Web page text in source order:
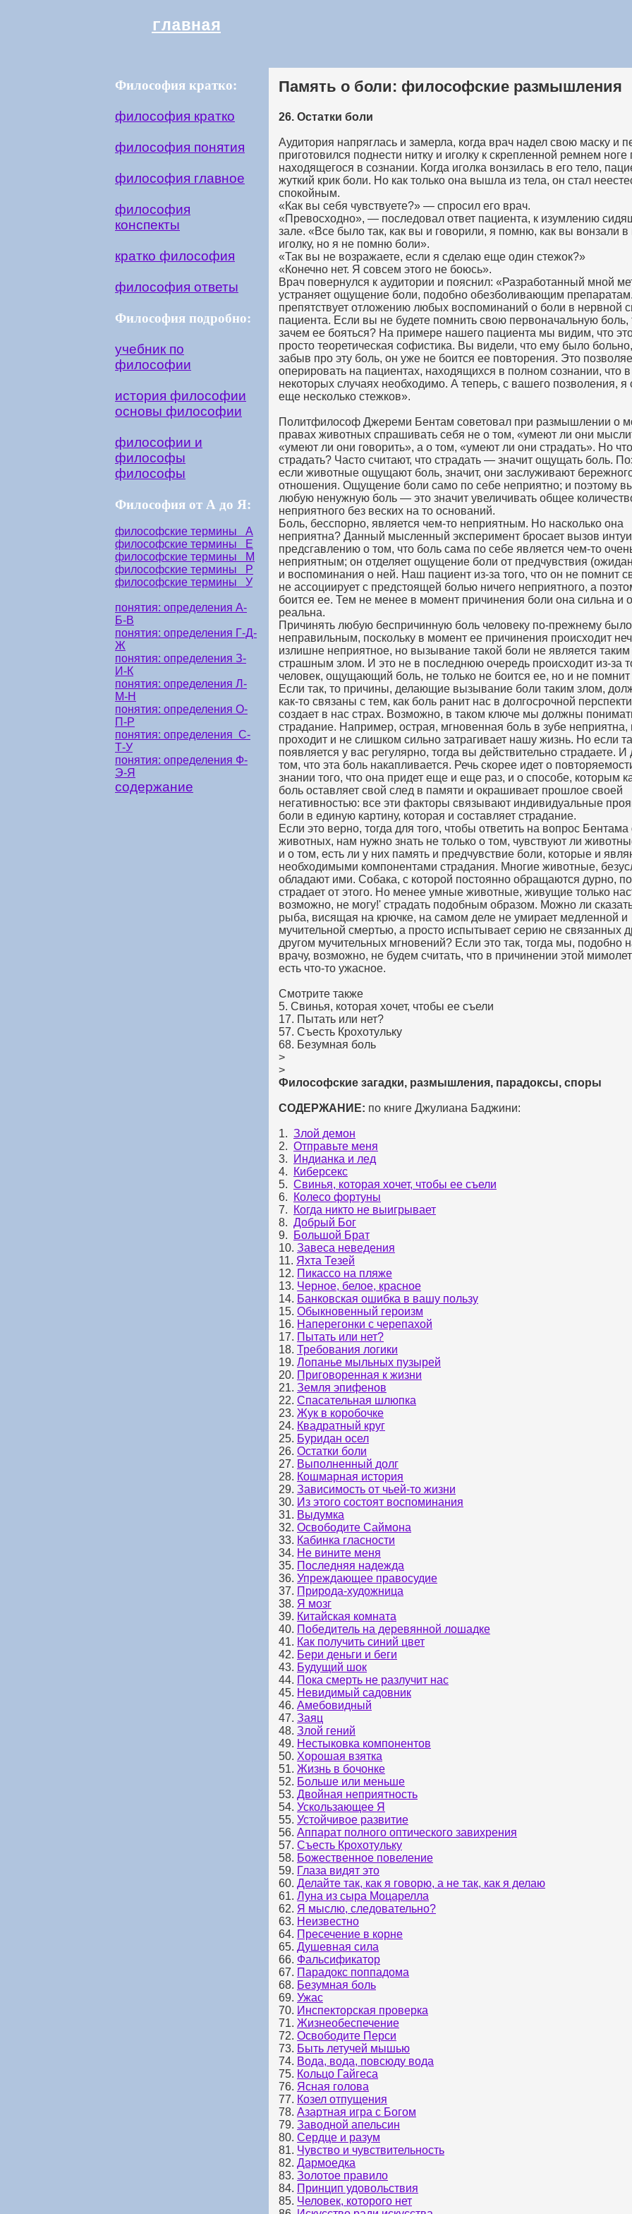
главная
Философия кратко:
философия кратко
философия понятия
философия главное
философия
конспекты
кратко философия
философия ответы
Философия подробно:
учебник по
философии
история философии
основы философии
философии и
философы
философы
Философия от А до Я:
философские термины А
философские термины Е
философские термины М
философские термины Р
философские термины У
понятия: определения А-
Б-В
понятия: определения Г-Д-
Ж
понятия: определения З-
И-К
понятия: определения Л-
М-Н
понятия: определения О-
П-Р
понятия: определения С-
Т-У
понятия: определения Ф-
Э-Я
содержание
Память о боли: философские размышления
26. Остатки боли
Аудитория напряглась и замерла, когда врач надел свою маску и
приготовился поднести нитку и иголку к скрепленной ремнем ноге
находящегося в сознании. Когда иголка вонзилась в его тело,
жуткий крик боли. Но как только она вышла из тела, он стал
спокойным.
«Как вы себя чувствуете?» — спросил его врач.
«Превосходно», — последовал ответ пациента, к изумлению
зале. «Все было так, как вы и говорили, я помню, как вы вонзали в
иголку, но я не помню боли».
«Так вы не возражаете, если я сделаю еще один стежок?»
«Конечно нет. Я совсем этого не боюсь».
Врач повернулся к аудитории и пояснил: «Разработанный мной
устраняет ощущение боли, подобно обезболивающим
препятствует отложению любых воспоминаний о боли в нервной
пациента. Если вы не будете помнить свою первоначальную боль,
зачем ее бояться? На примере нашего пациента мы видим, что
просто теоретическая софистика. Вы видели, что ему было
забыв про эту боль, он уже не боится ее повторения. Это
оперировать на пациентах, находящихся в полном сознании, что в
некоторых случаях необходимо. А теперь, с вашего позволения, я
еще несколько стежков».
Политфилософ Джереми Бентам советовал при размышлении о
правах животных спрашивать себя не о том, «умеют ли они
«умеют ли они говорить», а о том, «умеют ли они страдать». Но
страдать? Часто считают, что страдать — значит ощущать боль.
если животные ощущают боль, значит, они заслуживают
отношения. Ощущение боли само по себе неприятно; и поэтому
любую ненужную боль — это значит увеличивать общее
неприятного без веских на то оснований.
Боль, бесспорно, является чем-то неприятным. Но насколько она
неприятна? Данный мысленный эксперимент бросает вызов
предсгавлению о том, что боль сама по себе является чем-то
неприятным; он отделяет ощущение боли от предчувствия
и воспоминания о ней. Наш пациент из-за того, что он не помнит
не ассоциирует с предстоящей болью ничего неприятного, а
боится ее. Тем не менее в момент причинения боли она сильна и
реальна.
Причинять любую беспричинную боль человеку по-прежнему
неправильным, поскольку в момент ее причинения происходит
излишне неприятное, но вызывание такой боли не является
страшным злом. И это не в последнюю очередь происходит из-за
человек, ощущающий боль, не только не боится ее, но и не помнит
Если так, то причины, делающие вызывание боли таким злом,
как-то связаны с тем, как боль ранит нас в долгосрочной
создает в нас страх. Возможно, в таком ключе мы должны
страдание. Например, острая, мгновенная боль в зубе неприятна,
проходит и не слишком сильно затрагивает нашу жизнь. Но если
появляется у вас регулярно, тогда вы действительно страдаете. И
том, что эта боль накапливается. Речь скорее идет о
знании того, что она придет еще и еще раз, и о способе, которым
боль оставляет свой след в памяти и окрашивает прошлое своей
негативностью: все эти факторы связывают индивидуальные
боли в единую картину, которая и составляет страдание.
Если это верно, тогда для того, чтобы ответить на вопрос Бентама
животных, нам нужно знать не только о том, чувствуют ли
и о том, есть ли у них память и предчувствие боли, которые и
необходимыми компонентами страдания. Многие животные,
обладают ими. Собака, с которой постоянно обращаются дурно,
страдает от этого. Но менее умные животные, живущие только
возможно, не могу!' страдать подобным образом. Можно ли
рыба, висящая на крючке, на самом деле не умирает медленной и
мучительной смертью, а просто испытывает серию не связанных
другом мучительных мгновений? Если это так, тогда мы, подобно
врачу, возможно, не будем считать, что в причинении этой
есть что-то ужасное.
Смотрите также
5. Свинья, которая хочет, чтобы ее съели
17. Пытать или нет?
57. Съесть Крохотульку
68. Безумная боль
>
>
Философские загадки, размышления, парадоксы, споры
СОДЕРЖАНИЕ: по книге Джулиана Баджини:
1. Злой демон
2. Отправьте меня
3.
Индианка и лед
4.
Киберсекс
5. Свинья, которая хочет, чтобы ее съели
6.
Колесо фортуны
7.
Когда никто не выигрывает
8. Добрый Бог
9.
Большой Брат
10. Завеса неведения
11. Яхта Тезей
12. Пикассо на пляже
13. Черное, белое, красное
14. Банковская ошибка в вашу пользу
15. Обыкновенный героизм
16. Наперегонки с черепахой
17. Пытать или нет?
18. Требования логики
19. Лопанье мыльных пузырей
20. Приговоренная к жизни
21. Земля эпифенов
22. Спасательная шлюпка
23. Жук в коробочке
24. Квадратный круг
25. Буридан осел
26. Остатки боли
27. Выполненный долг
28. Кошмарная история
29. Зависимость от чьей-то жизни
30. Из этого состоят воспоминания
31. Выдумка
32. Освободите Саймона
33. Кабинка гласности
34. Не вините меня
35. Последняя надежда
36. Упреждающее правосудие
37. Природа-художница
38. Я мозг
39. Китайская комната
40. Победитель на деревянной лошадке
41. Как получить синий цвет
42. Бери деньги и беги
43. Будущий шок
44. Пока смерть не разлучит нас
45. Невидимый садовник
46. Амебовидный
47. Заяц
48. Злой гений
49. Нестыковка компонентов
50. Хорошая взятка
51. Жизнь в бочонке
52. Больше или меньше
53. Двойная неприятность
54. Ускользающее Я
55. Устойчивое развитие
56. Аппарат полного оптического завихрения
57. Съесть Крохотульку
58. Божественное повеление
59. Глаза видят это
60. Делайте так, как я говорю, а не так, как я делаю
61. Луна из сыра Моцарелла
62. Я мыслю, следовательно?
63. Неизвестно
64. Пресечение в корне
65. Душевная сила
66. Фальсификатор
67. Парадокс поппадома
68. Безумная боль
69. Ужас
70. Инспекторская проверка
71. Жизнеобеспечение
72. Освободите Перси
73. Быть летучей мышью
74. Вода, вода, повсюду вода
75. Кольцо Гайгеса
76. Ясная голова
77. Козел отпущения
78. Азартная игра с Богом
79. Заводной апельсин
80. Сердце и разум
81. Чувство и чувствительность
82. Дармоедка
83. Золотое правило
84. Принцип удовольствия
85. Человек, которого нет